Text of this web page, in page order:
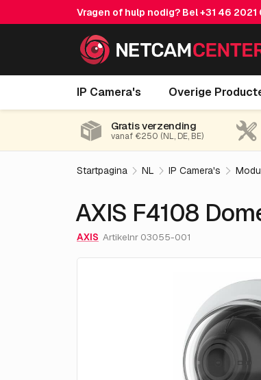
Vragen of hulp nodig? Bel+31 46 2021
IP Camera's Overige
AXIS F4108 Dome Sensor
Gratis verzending
vanaf €250 (NL, DE, BE)
Startpagina NL IP Camera's
AXIS F4108
AXIS Artikelnr 03055-001